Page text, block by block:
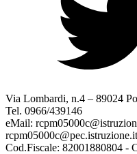
Via Lombardi, n.4 – 89024
Tel. 0966/439146
eMail:
rcpm05000c@pec.istruzione.it
Cod.Fiscale: 82001880804 -